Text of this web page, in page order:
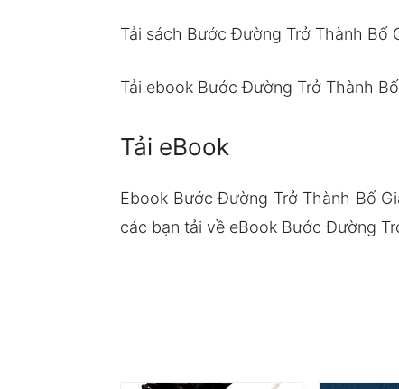
Tải sách Bước Đường Trở Thành Bố
Tải ebook Bước Đường Trở Thành
Tải eBook
Ebook Bước Đường Trở Thành Bố
các bạn tải về eBook Bước Đường